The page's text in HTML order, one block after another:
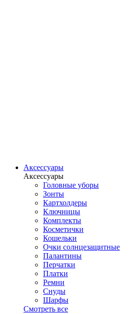
Аксессуары
Аксессуары
Головные уборы
Зонты
Картхолдеры
Ключницы
Комплекты
Косметички
Кошельки
Очки солнцезащитные
Палантины
Перчатки
Платки
Ремни
Снуды
Шарфы
Смотреть все